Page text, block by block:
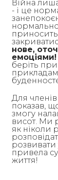
Війна
- і це
нове,
емоціями!
беріть
Для членів
показав,
змогу
висот. Ми
як ніколи
привела
життя!